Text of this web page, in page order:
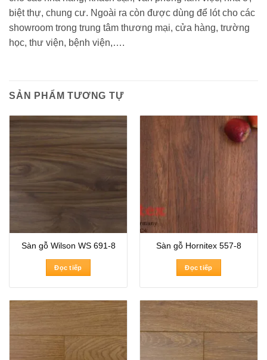
biệt thự, chung cư. Ngoài ra còn được dùng để lót cho các
showroom trong trung tâm thương mại, cửa hàng, trường
học, thư viện, bệnh viện,….
SẢN PHẨM TƯƠNG TỰ
Sàn gỗ Wilson WS 691-8
Đọc tiếp
Sàn gỗ Hornitex 557-8
Đọc tiếp